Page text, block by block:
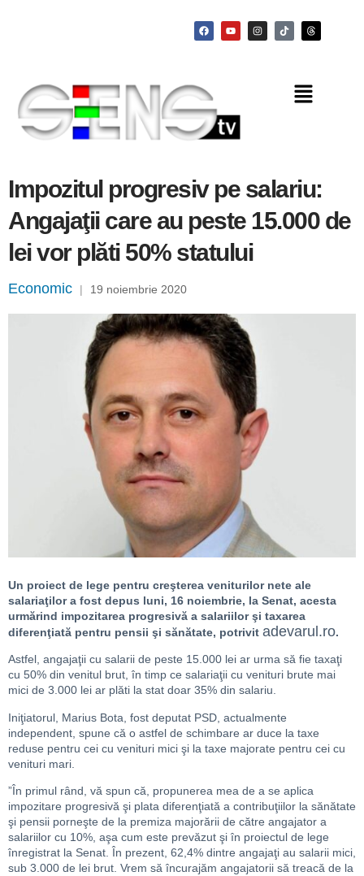
Impozitul progresiv pe salariu:
Angajaţii care au peste 15.000 de
lei vor plăti 50% statului
Economic | 19 noiembrie 2020
Un proiect de lege pentru creşterea veniturilor nete ale
salariaţilor a fost depus luni, 16 noiembrie, la Senat, acesta
urmărind impozitarea progresivă a salariilor şi taxarea
diferenţiată pentru pensii şi sănătate, potrivit adevarul.ro.
Astfel, angajaţii cu salarii de peste 15.000 lei ar urma să fie taxaţi
cu 50% din venitul brut, în timp ce salariaţii cu venituri brute mai
mici de 3.000 lei ar plăti la stat doar 35% din salariu.
Iniţiatorul, Marius Bota, fost deputat PSD, actualmente
independent, spune că o astfel de schimbare ar duce la taxe
reduse pentru cei cu venituri mici şi la taxe majorate pentru cei cu
venituri mari.
”În primul rând, vă spun că, propunerea mea de a se aplica
impozitare progresivă şi plata diferenţiată a contribuţiilor la sănătate
şi pensii porneşte de la premiza majorării de către angajator a
salariilor cu 10%, aşa cum este prevăzut şi în proiectul de lege
înregistrat la Senat. În prezent, 62,4% dintre angajaţi au salarii mici,
sub 3.000 de lei brut. Vrem să încurajăm angajatorii să treacă de la